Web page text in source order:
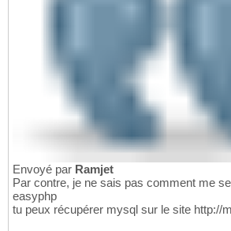
Envoyé par Ramjet
Par contre, je ne sais pas comment me
easyphp
tu peux récupérer mysql sur le site http://